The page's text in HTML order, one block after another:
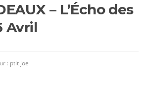
– L’Écho des
Avril
: ptit joe